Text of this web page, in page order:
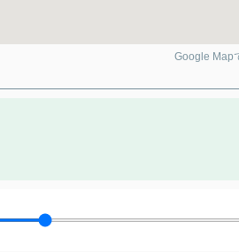
Google Map